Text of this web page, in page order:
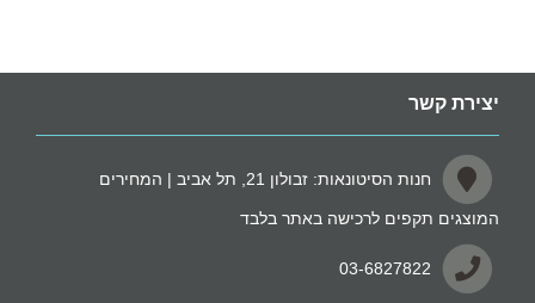
יצירת קשר
חנות הסיטונאות: זבולון 21, תל אביב | המחירים
המוצגים תקפים לרכישה באתר בלבד
03-6827822